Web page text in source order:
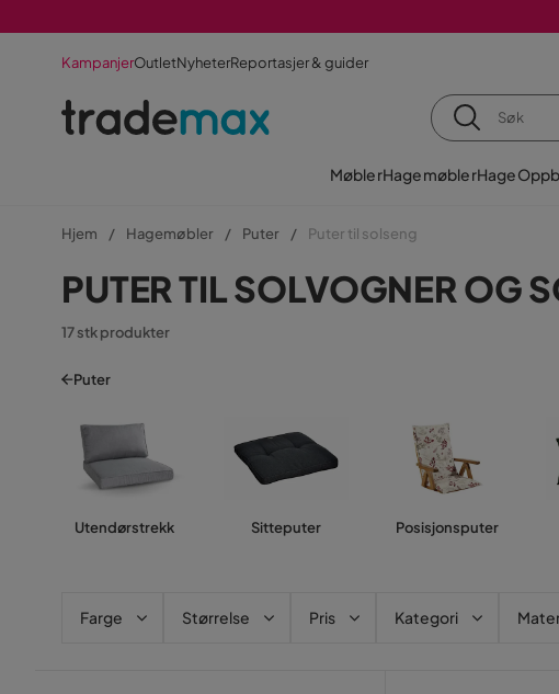
KampanjerOutletNyheterReportasjer & guider
MøblerHagemøblerHage
Hjem Hagemøbler Puter Puter til solseng
PUTER TIL SOLVOGNER OG
17 stk produkter
Puter
Utendørstrekk Sitteputer Posisjonsputer
Farge Størrelse Pris Kategori